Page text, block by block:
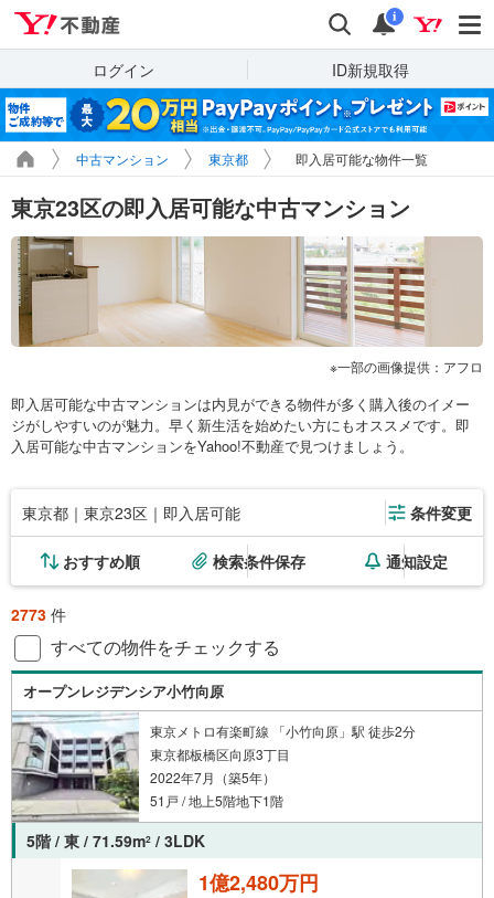
検索 通知
i
ログイン ID新規取得
中古マンション 東京都 即入居可能な物件一覧
東京23区の即入居可能な中古マンション
一部の画像提供：アフロ
即入居可能な中古マンションは内見ができる物件が多く購入後のイメー
ジがしやすいのが魅力。早く新生活を始めたい方にもオススメです。即
入居可能な中古マンションをYahoo!不動産で見つけましょう。
東京都｜東京23区｜即入居可能 条件変更
おすすめ順 検索条件保存 通知設定
2773 件
すべての物件をチェックする
オープンレジデンシア小竹向原
東京メトロ有楽町線 「小竹向原」駅 徒歩2分
東京都板橋区向原3丁目
2022年7月（築5年）
51戸 / 地上5階地下1階
5階 / 東 / 71.59m2 / 3LDK
1億2,480万円